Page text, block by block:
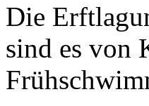
Die
sind es von